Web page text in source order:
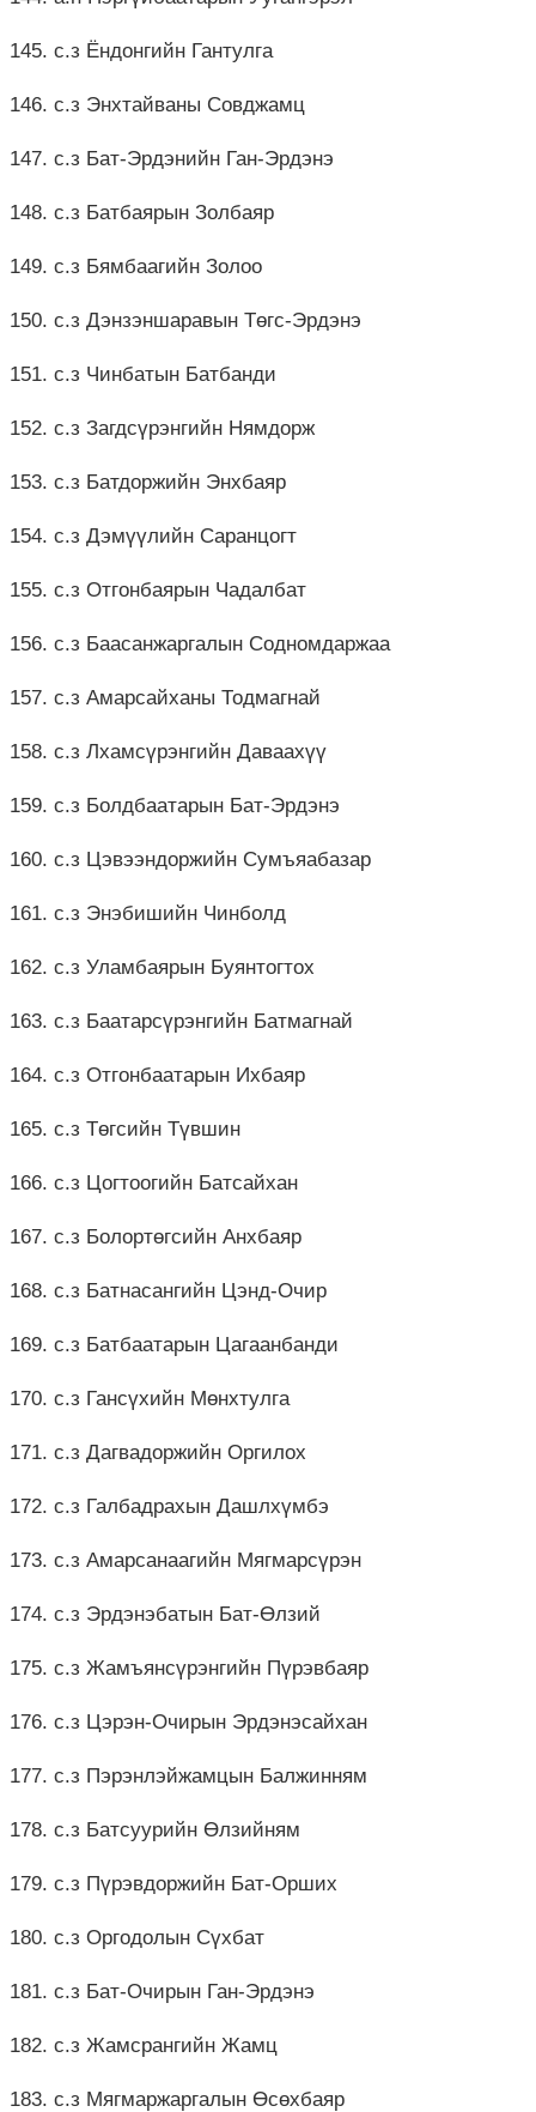
145. с.з Ёндонгийн Гантулга
146. с.з Энхтайваны Совджамц
147. с.з Бат-Эрдэнийн Ган-Эрдэнэ
148. с.з Батбаярын Золбаяр
149. с.з Бямбаагийн Золоо
150. с.з Дэнзэншаравын Төгс-Эрдэнэ
151. с.з Чинбатын Батбанди
152. с.з Загдсүрэнгийн Нямдорж
153. с.з Батдоржийн Энхбаяр
154. с.з Дэмүүлийн Саранцогт
155. с.з Отгонбаярын Чадалбат
156. с.з Баасанжаргалын Содномдаржаа
157. с.з Амарсайханы Тодмагнай
158. с.з Лхамсүрэнгийн Даваахүү
159. с.з Болдбаатарын Бат-Эрдэнэ
160. с.з Цэвээндоржийн Сумъяабазар
161. с.з Энэбишийн Чинболд
162. с.з Уламбаярын Буянтогтох
163. с.з Баатарсүрэнгийн Батмагнай
164. с.з Отгонбаатарын Ихбаяр
165. с.з Төгсийн Түвшин
166. с.з Цогтоогийн Батсайхан
167. с.з Болортөгсийн Анхбаяр
168. с.з Батнасангийн Цэнд-Очир
169. с.з Батбаатарын Цагаанбанди
170. с.з Гансүхийн Мөнхтулга
171. с.з Дагвадоржийн Оргилох
172. с.з Галбадрахын Дашлхүмбэ
173. с.з Амарсанаагийн Мягмарсүрэн
174. с.з Эрдэнэбатын Бат-Өлзий
175. с.з Жамъянсүрэнгийн Пүрэвбаяр
176. с.з Цэрэн-Очирын Эрдэнэсайхан
177. с.з Пэрэнлэйжамцын Балжинням
178. с.з Батсуурийн Өлзийням
179. с.з Пүрэвдоржийн Бат-Орших
180. с.з Оргодолын Сүхбат
181. с.з Бат-Очирын Ган-Эрдэнэ
182. с.з Жамсрангийн Жамц
183. с.з Мягмаржаргалын Өсөхбаяр